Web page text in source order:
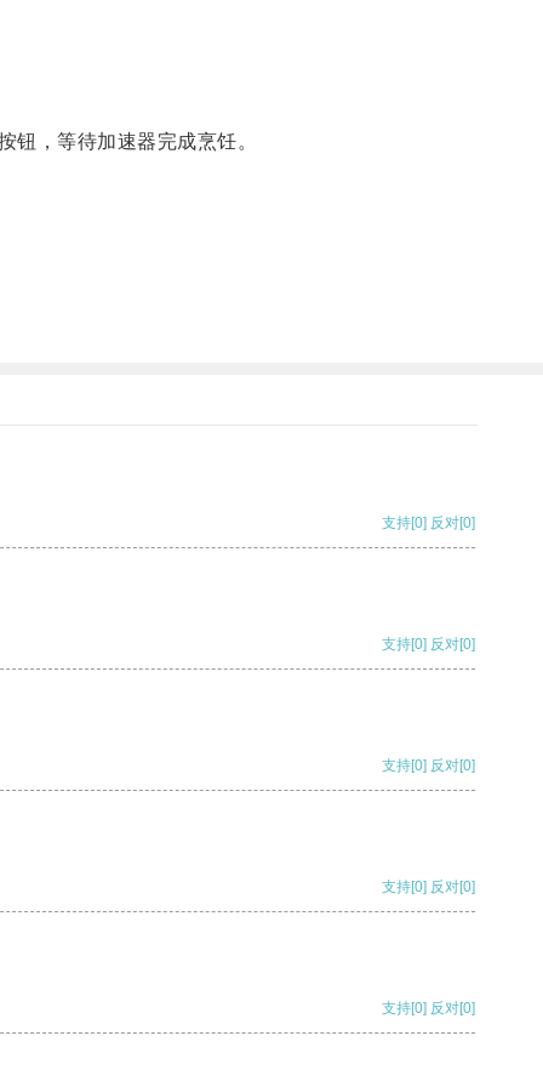
，等待加速器完成烹饪。
支持[0] 反对[0]
支持[0] 反对[0]
支持[0] 反对[0]
支持[0] 反对[0]
支持[0] 反对[0]